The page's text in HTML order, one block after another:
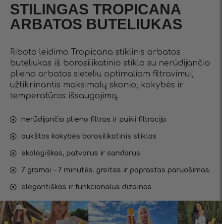
STILINGAS TROPICANA
ARBATOS BUTELIUKAS
Riboto leidimo Tropicana stiklinis arbatos
buteliukas iš borosilikatinio stiklo su nerūdijančio
plieno arbatos sieteliu optimaliam filtravimui,
užtikrinantis maksimalų skonio, kokybės ir
temperatūros išsaugojimą.
nerūdijančio plieno filtras ir puiki filtracija
aukštos kokybės borosilikatinis stiklas
ekologiškas, patvarus ir sandarus
7 gramai – 7 minutės. greitas ir paprastas paruošimas.
elegantiškas ir funkcionalus dizainas